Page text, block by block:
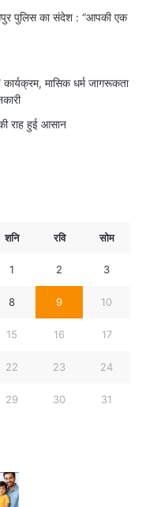
पुलिस का संदेश : “आपकी एक
मासिक धर्म जागरूकता
राह हुई आसान
शनि रवि सोम
1 2 3
8 9 10
15 16 17
22 23 24
29 30 31